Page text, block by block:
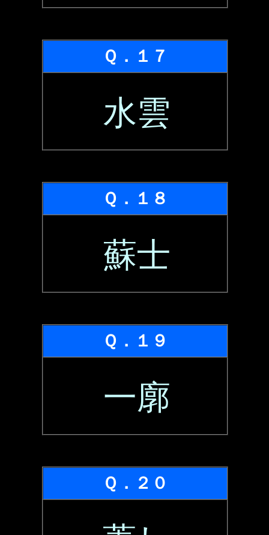
Ｑ．１７
水雲
Ｑ．１８
蘇士
Ｑ．１９
一廓
Ｑ．２０